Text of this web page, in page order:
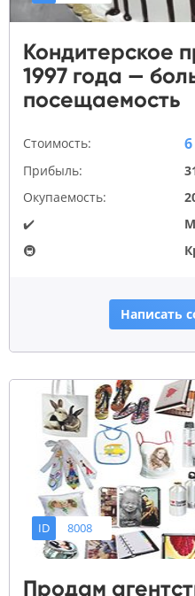
Кондитерское
1997 года —
посещаемость
Стоимость:
Прибыль:
Окупаемость:
✔️
🚇
Написать
ID 8008
Продам